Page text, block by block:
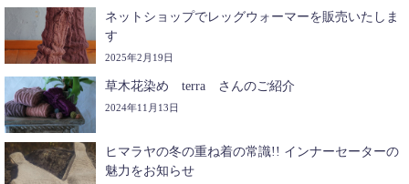
ネットショップでレッグウォーマーを販売いたしま
す
2025年2月19日
草木花染め terra さんのご紹介
2024年11月13日
ヒマラヤの冬の重ね着の常識!! インナーセーターの
魅力をお知らせ